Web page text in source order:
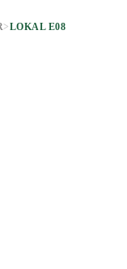
>LOKAL E08